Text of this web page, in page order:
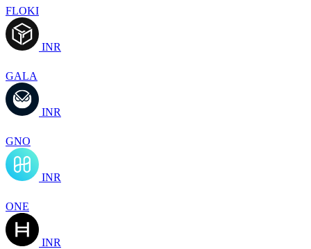
FLOKI
INR
GALA
INR
GNO
INR
ONE
INR